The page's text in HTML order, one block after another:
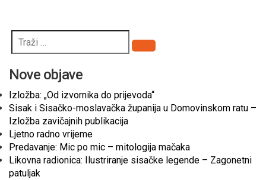
Pretraži
Nove objave
Izložba: „Od izvornika do prijevoda“
Sisak i Sisačko-moslavačka županija u Domovinskom ratu –
Izložba zavičajnih publikacija
Ljetno radno vrijeme
Predavanje: Mic po mic – mitologija mačaka
Likovna radionica: Ilustriranje sisačke legende – Zagonetni
patuljak